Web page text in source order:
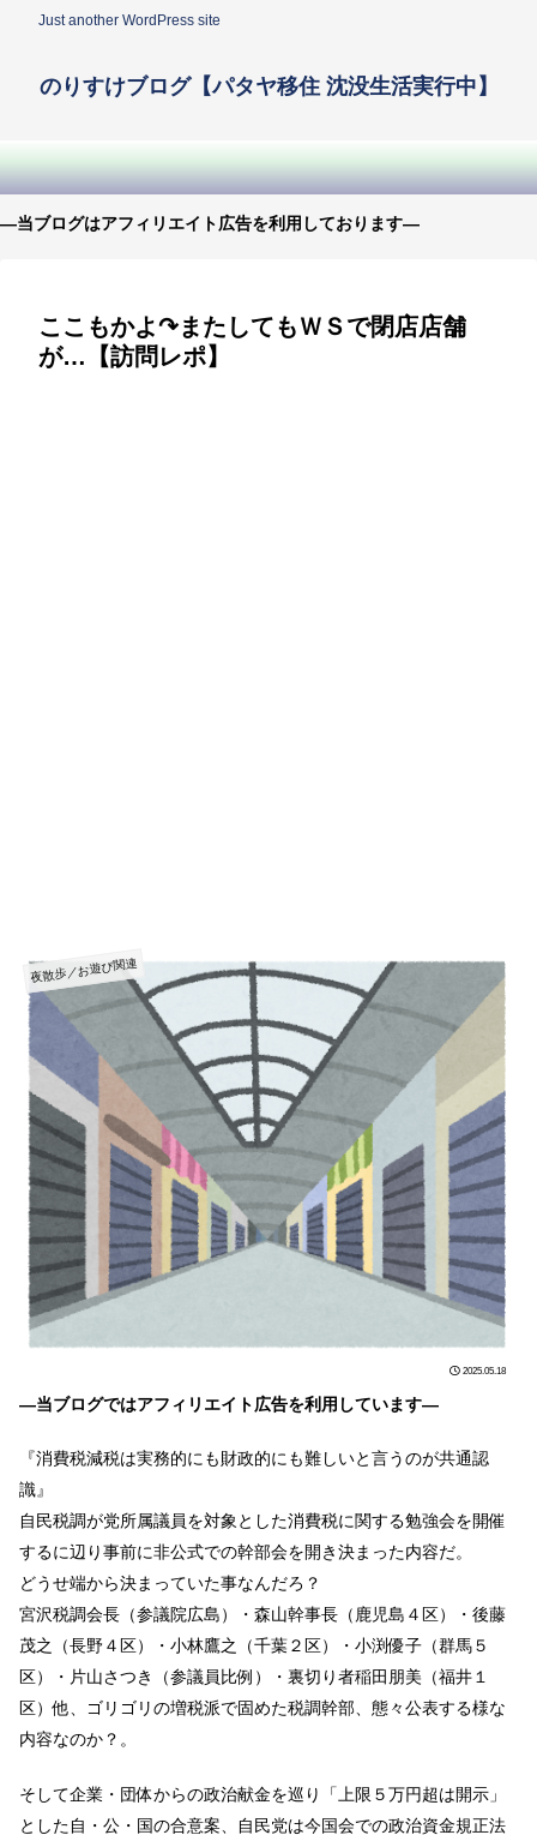
Just another WordPress site
のりすけブログ【パタヤ移住 沈没生活実行中】
—当ブログはアフィリエイト広告を利用しております—
ここもかよ↷またしてもＷＳで閉店店舗
が…【訪問レポ】
夜散歩／お遊び関連
2025.05.18
―当ブログではアフィリエイト広告を利用しています―
『消費税減税は実務的にも財政的にも難しいと言うのが共通認
識』
自民税調が党所属議員を対象とした消費税に関する勉強会を開催
するに辺り事前に非公式での幹部会を開き決まった内容だ。
どうせ端から決まっていた事なんだろ？
宮沢税調会長（参議院広島）・森山幹事長（鹿児島４区）・後藤
茂之（長野４区）・小林鷹之（千葉２区）・小渕優子（群馬５
区）・片山さつき（参議員比例）・裏切り者稲田朋美（福井１
区）他、ゴリゴリの増税派で固めた税調幹部、態々公表する様な
内容なのか？。
そして企業・団体からの政治献金を巡り「上限５万円超は開示」
とした自・公・国の合意案、自民党は今国会での政治資金規正法